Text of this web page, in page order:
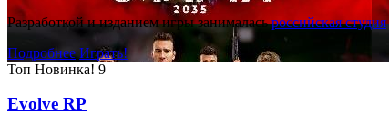
Разработкой и изданием игры занималасьроссийская студия
Подробнее Играть!
Топ Новинка! 9
Evolve RP